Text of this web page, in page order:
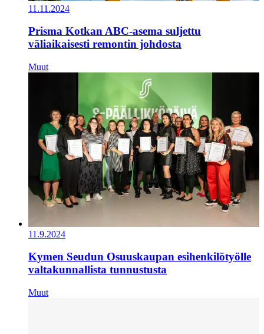
11.11.2024
Prisma Kotkan ABC-asema suljettu
väliaikaisesti remontin johdosta
Muut
11.9.2024
Kymen Seudun Osuuskaupan esihenkilötyölle
valtakunnallista tunnustusta
Muut